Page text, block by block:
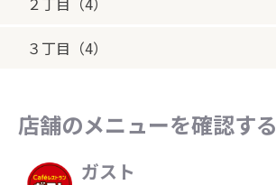
３丁目（4）
店舗のメニューを確認する
ガスト